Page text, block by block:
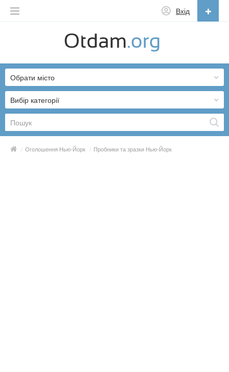
Вхід
English
Русский
Українська
Вибір категорії
Обрати місто
/ Оголошення Нью-Йорк / Пробники та зразки Нью-Йорк